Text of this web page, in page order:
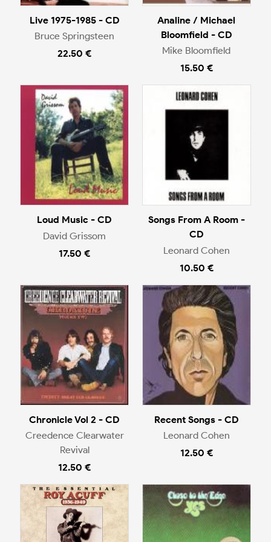
Live 1975-1985 - CD
Bruce Springsteen
22.50 €
Analine / Michael
Bloomfield - CD
Mike Bloomfield
15.50 €
Loud Music - CD
David Grissom
17.50 €
Songs From A Room -
CD
Leonard Cohen
10.50 €
Chronicle Vol 2 - CD
Creedence Clearwater
Revival
12.50 €
Recent Songs - CD
Leonard Cohen
12.50 €